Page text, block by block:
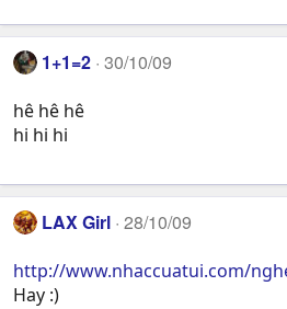
1+1=2 30/10/09
hê hê hê
hi hi hi
LAX Girl 28/10/09
http://www.nhaccuatui.com/
Hay :)